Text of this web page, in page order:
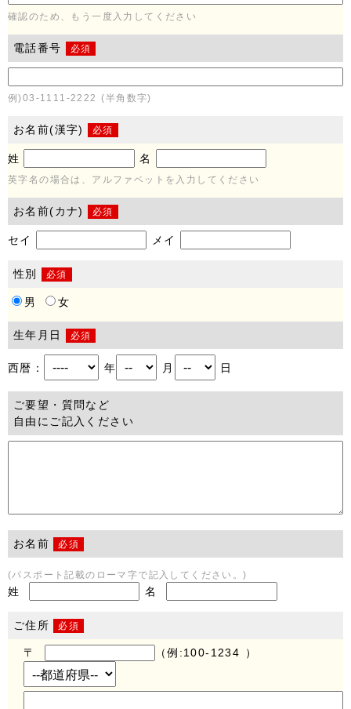
確認のため、もう一度入力してください
電話番号 必須
例)03-1111-2222 (半角数字)
お名前(漢字) 必須
姓 名
英字名の場合は、アルファベットを入力してください
お名前(カナ) 必須
セイ メイ
性別 必須
男 女
生年月日 必須
西暦： 年 月 日
ご要望・質問など
自由にご記入ください
お名前 必須
(パスポート記載のローマ字で記入してください。)
姓 名
ご住所 必須
〒 （例:100-1234 ）